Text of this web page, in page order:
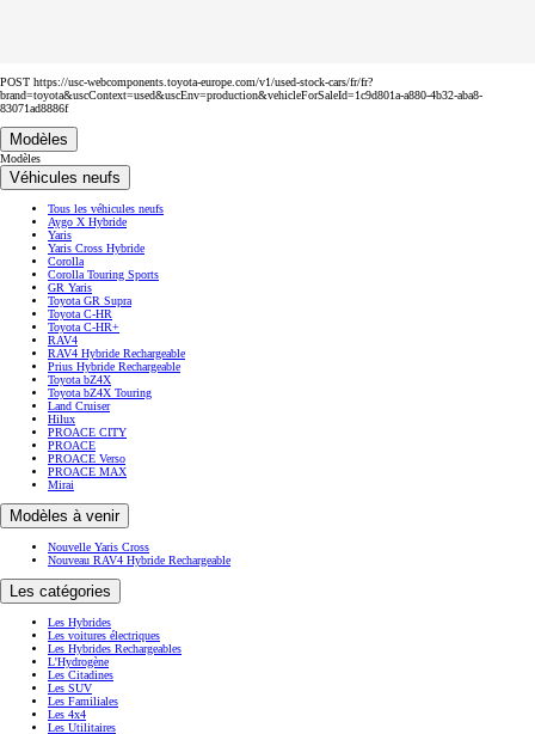
POST https://usc-webcomponents.toyota-europe.com/v1/used-stock-cars/fr/fr?
brand=toyota&uscContext=used&uscEnv=production&vehicleForSaleId=1c9d801a-a880-4b32-aba8-
83071ad8886f
Modèles
Modèles
Véhicules neufs
Tous les véhicules neufs
Aygo X Hybride
Yaris
Yaris Cross Hybride
Corolla
Corolla Touring Sports
GR Yaris
Toyota GR Supra
Toyota C-HR
Toyota C-HR+
RAV4
RAV4 Hybride Rechargeable
Prius Hybride Rechargeable
Toyota bZ4X
Toyota bZ4X Touring
Land Cruiser
Hilux
PROACE CITY
PROACE
PROACE Verso
PROACE MAX
Mirai
Modèles à venir
Nouvelle Yaris Cross
Nouveau RAV4 Hybride Rechargeable
Les catégories
Les Hybrides
Les voitures électriques
Les Hybrides Rechargeables
L'Hydrogène
Les Citadines
Les SUV
Les Familiales
Les 4x4
Les Utilitaires